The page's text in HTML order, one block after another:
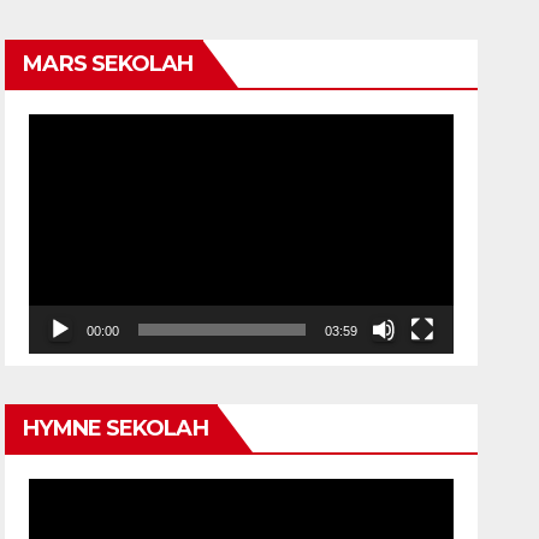
MARS SEKOLAH
00:00 03:59
HYMNE SEKOLAH